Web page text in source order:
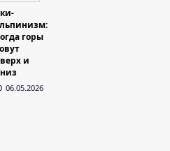
горы
и
06.05.2026